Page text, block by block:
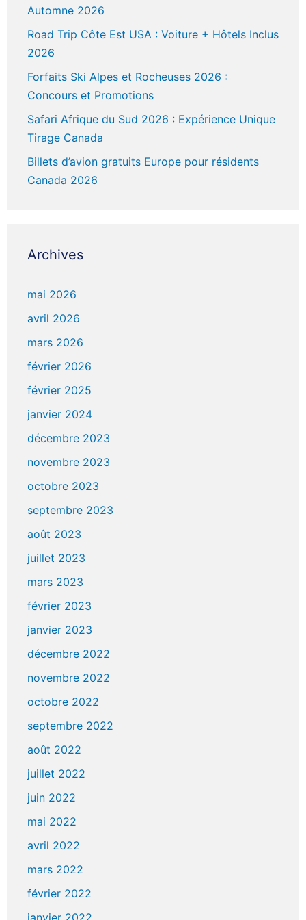
Automne 2026
Road Trip Côte Est USA : Voiture + Hôtels Inclus
2026
Forfaits Ski Alpes et Rocheuses 2026 :
Concours et Promotions
Safari Afrique du Sud 2026 : Expérience Unique
Tirage Canada
Billets d’avion gratuits Europe pour résidents
Canada 2026
Archives
mai 2026
avril 2026
mars 2026
février 2026
février 2025
janvier 2024
décembre 2023
novembre 2023
octobre 2023
septembre 2023
août 2023
juillet 2023
mars 2023
février 2023
janvier 2023
décembre 2022
novembre 2022
octobre 2022
septembre 2022
août 2022
juillet 2022
juin 2022
mai 2022
avril 2022
mars 2022
février 2022
janvier 2022